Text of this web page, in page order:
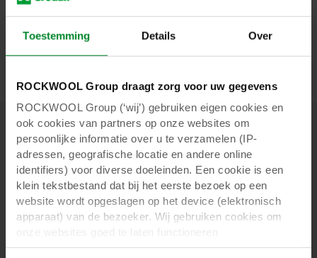
Toestemming Details Over
ROCKWOOL Group draagt zorg voor uw gegevens
ROCKWOOL Group (‘wij’) gebruiken eigen cookies en
ook cookies van partners op onze websites om
persoonlijke informatie over u te verzamelen (IP-
adressen, geografische locatie en andere online
identifiers) voor diverse doeleinden. Een cookie is een
klein tekstbestand dat bij het eerste bezoek op een
website wordt opgeslagen op het device (elektronisch
apparaat) van de bezoeker. Wij gebruiken cookies om
(‘Noodzakelijke’), om uw instellingen te onthouden en uw
IPS Presentaties 2019